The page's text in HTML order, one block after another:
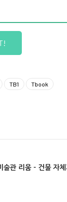
TB1 Tbook
술관 리움 - 건물 자